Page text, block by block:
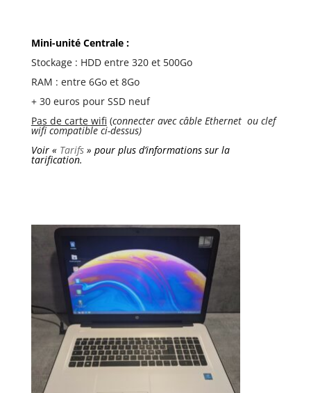
Mini-unité Centrale :
Stockage : HDD entre 320 et 500Go
RAM : entre 6Go et 8Go
+ 30 euros pour SSD neuf
Pas de carte wifi (connecter avec câble Ethernet ou clef
wifi compatible ci-dessus)
Voir « Tarifs» pour plus d’informations sur la
tarification.